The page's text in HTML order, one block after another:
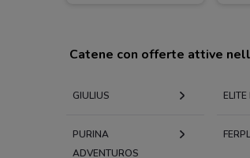
Catene con offerte attive
GIULIUS ELITE
PURINA
ADVENTUROS